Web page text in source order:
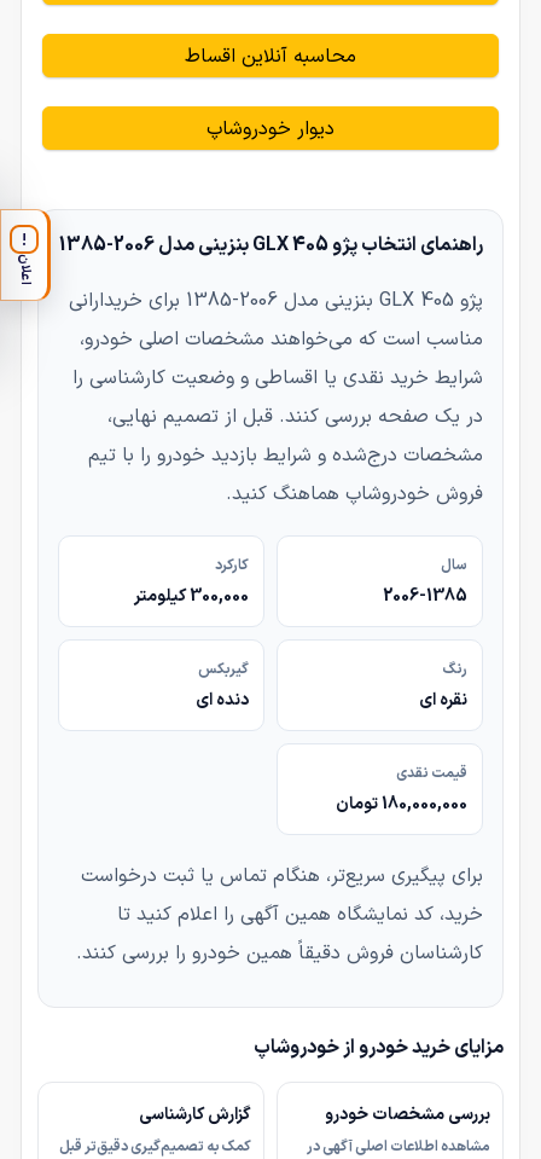
محاسبه آنلاین اقساط
دیوار خودروشاپ
راهنمای انتخاب پژو 405 GLX بنزینی مدل 2006-1385
پژو 405 GLX بنزینی مدل 2006-1385 برای خریدارانی
مناسب است که می‌خواهند مشخصات اصلی خودرو،
شرایط خرید نقدی یا اقساطی و وضعیت کارشناسی را
در یک صفحه بررسی کنند. قبل از تصمیم نهایی،
مشخصات درج‌شده و شرایط بازدید خودرو را با تیم
فروش خودروشاپ هماهنگ کنید.
سال
2006-1385
کارکرد
300,000 کیلومتر
رنگ
نقره ای
گیربکس
دنده ای
قیمت نقدی
180,000,000 تومان
برای پیگیری سریع‌تر، هنگام تماس یا ثبت درخواست
خرید، کد نمایشگاه همین آگهی را اعلام کنید تا
کارشناسان فروش دقیقاً همین خودرو را بررسی کنند.
مزایای خرید خودرو از خودروشاپ
بررسی مشخصات خودرو
مشاهده اطلاعات اصلی آگهی در
گزارش کارشناسی
کمک به تصمیم‌گیری دقیق‌تر قبل
!
اعلان